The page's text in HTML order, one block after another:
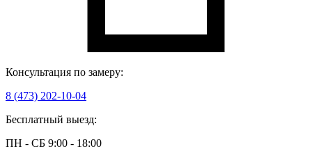
Консультация по замеру:
8 (473) 202-10-04
Бесплатный выезд:
ПН - СБ 9:00 - 18:00